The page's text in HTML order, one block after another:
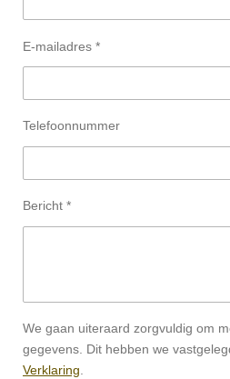
E-mailadres *
Telefoonnummer
Bericht *
We gaan uiteraard zorgvuldig om
gegevens. Dit hebben we
Verklaring